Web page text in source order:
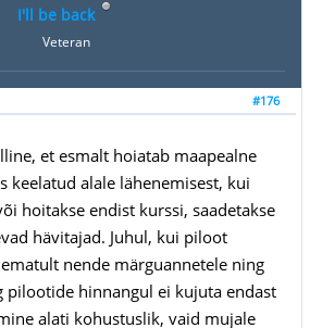
I'll be back
Veteran
#176
et esmalt hoiatab maapealne
keelatud alale lähenemisest, kui
hoitakse endist kurssi, saadetakse
hävitajad. Juhul, kui piloot
nende märguannetele ning
pilootide hinnangul ei kujuta endast
alati kohustuslik, vaid mujale